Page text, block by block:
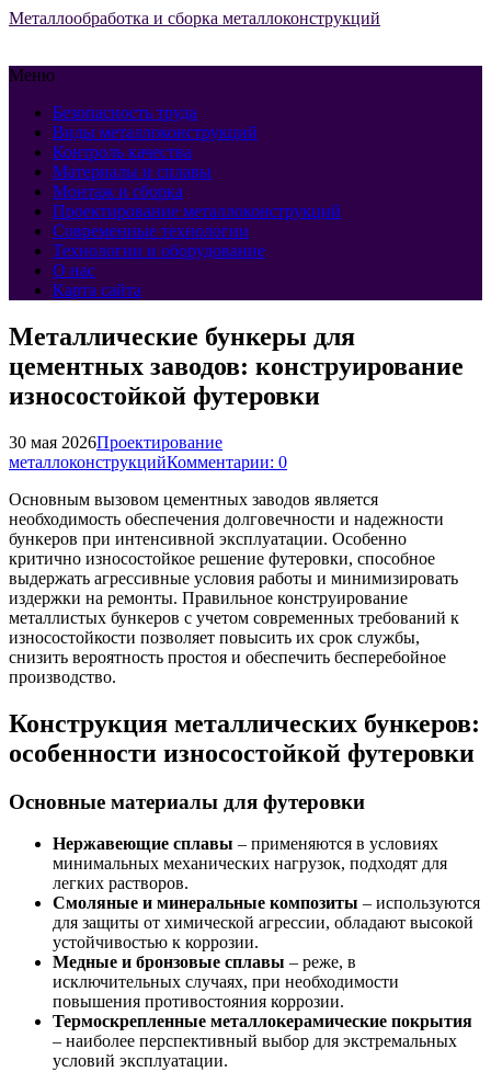
Металлообработка и сборка металлоконструкций
Меню
Безопасность труда
Виды металлоконструкций
Контроль качества
Материалы и сплавы
Монтаж и сборка
Проектирование металлоконструкций
Современные технологии
Технологии и оборудование
О нас
Карта сайта
Металлические бункеры для
цементных заводов: конструирование
износостойкой футеровки
30 мая 2026Проектирование
металлоконструкцийКомментарии: 0
Основным вызовом цементных заводов является
необходимость обеспечения долговечности и надежности
бункеров при интенсивной эксплуатации. Особенно
критично износостойкое решение футеровки, способное
выдержать агрессивные условия работы и минимизировать
издержки на ремонты. Правильное конструирование
металлистых бункеров с учетом современных требований к
износостойкости позволяет повысить их срок службы,
снизить вероятность простоя и обеспечить бесперебойное
производство.
Конструкция металлических бункеров:
особенности износостойкой футеровки
Основные материалы для футеровки
Нержавеющие сплавы – применяются в условиях
минимальных механических нагрузок, подходят для
легких растворов.
Смоляные и минеральные композиты – используются
для защиты от химической агрессии, обладают высокой
устойчивостью к коррозии.
Медные и бронзовые сплавы – реже, в
исключительных случаях, при необходимости
повышения противостояния коррозии.
Термоскрепленные металлокерамические покрытия
– наиболее перспективный выбор для экстремальных
условий эксплуатации.